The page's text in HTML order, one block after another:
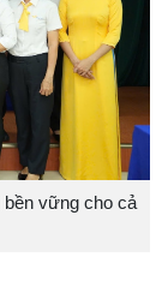
bền vững cho cả